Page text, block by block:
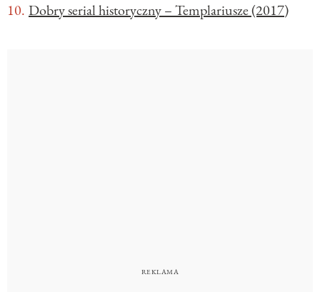
Dobry serial historyczny – Templariusze (2017)